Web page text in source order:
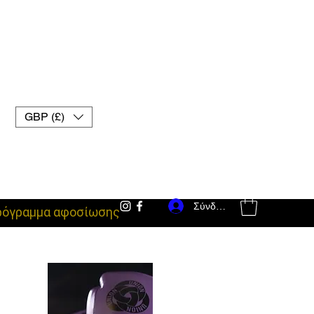
GBP (£)
Σύνδεση
αφοσίωσης εξοπλισμός μάχης uk γάντια muay thai